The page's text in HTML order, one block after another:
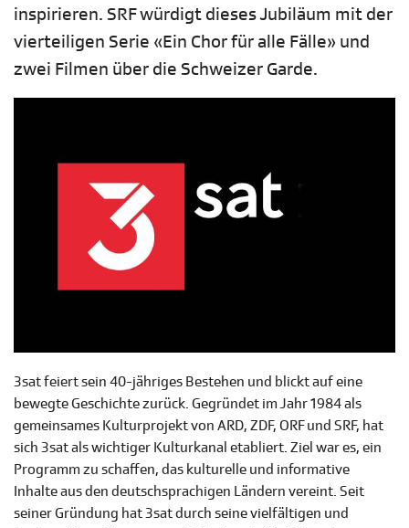
inspirieren. SRF würdigt dieses Jubiläum mit der
vierteiligen Serie «Ein Chor für alle Fälle» und
zwei Filmen über die Schweizer Garde.
3sat feiert sein 40-jähriges Bestehen und blickt auf eine
bewegte Geschichte zurück. Gegründet im Jahr 1984 als
gemeinsames Kulturprojekt von ARD, ZDF, ORF und SRF, hat
sich 3sat als wichtiger Kulturkanal etabliert. Ziel war es, ein
Programm zu schaffen, das kulturelle und informative
Inhalte aus den deutschsprachigen Ländern vereint. Seit
seiner Gründung hat 3sat durch seine vielfältigen und